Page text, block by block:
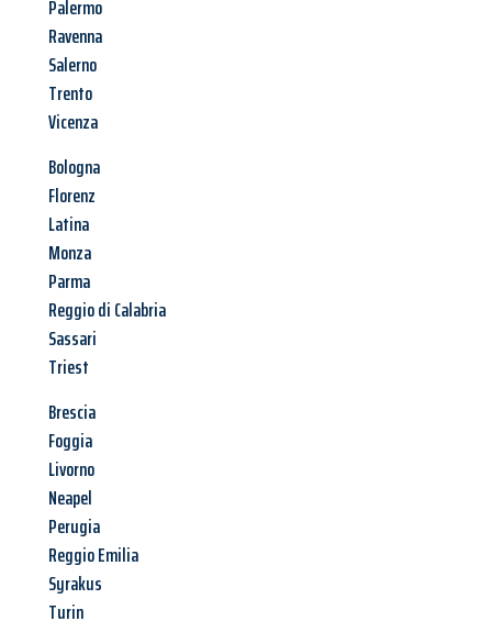
Palermo
Ravenna
Salerno
Trento
Vicenza
Bologna
Florenz
Latina
Monza
Parma
Reggio di Calabria
Sassari
Triest
Brescia
Foggia
Livorno
Neapel
Perugia
Reggio Emilia
Syrakus
Turin